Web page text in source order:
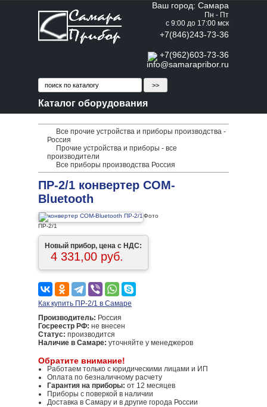
Ваш город: Самара
Пн - Пт
с 9:00 до 17:00 мск
+7(846)243-73-36
+7(962)603-73-36
info@samarapribor.ru
Каталог оборудования
Все прочие устройства и приборы производства -
Россия
Прочие устройства и приборы - все
производители
Все приборы производства Россия
ПР-2/1 конвертер COM-
Bluetooth
Фото
ПР-2/1
Новый прибор, цена с НДС:
4 331,00 руб.
Как купить ПР-2/1 в Самаре
Производитель: Россия
Госреестр РФ: не внесен
Статус: производится
Наличие в Самаре: уточняйте у менеджеров
Обратите внимание!
Работаем только с юридическими лицами и ИП
Оплата по безналичному расчету
Гарантия на приборы: от 12 месяцев
Приборы с поверкой в наличии
Доставка в Самару и в другие города России